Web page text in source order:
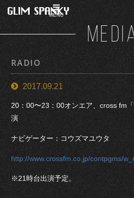
MENU
RADIO
2017.09.21
20：00〜23：00オンエア、cross fm
演
ナビゲーター：コウズマユウタ
http://www.crossfm.co.jp/contpgms/
※21時台出演予定。